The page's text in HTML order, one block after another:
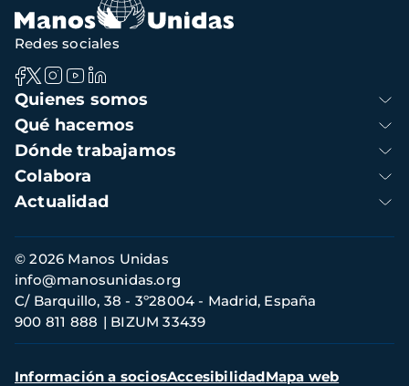
Navegación
principal
Quienes somos
Qué hacemos
Dónde trabajamos
Colabora
Actualidad
Redes sociales
Información
de
contacto
© 2026 Manos Unidas
C/ Barquillo, 38 - 3º28004 - Madrid, España
900 811 888
BIZUM 33439
info@manosunidas.org
Menú
Información a sociosAccesibilidadMapa web